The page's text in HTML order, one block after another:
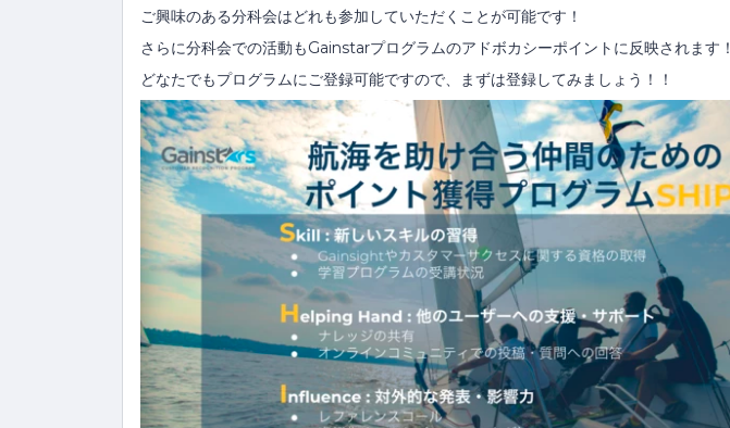
ご興味のある分科会はどれも参加していただくことが可能です！
さらに分科会での活動もGainstarプログラムのアドボカシーポイントに反映されます！
どなたでもプログラムにご登録可能ですので、まずは登録してみましょう！！​